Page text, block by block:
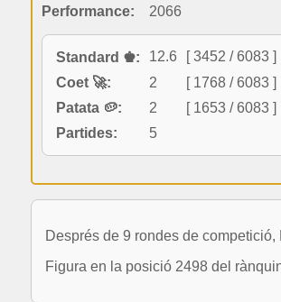
Performance:
2066
Standard ♚: 12.6
[ 3452 / 6083 ]
Coet 🚀:
2
[ 1768 / 6083 ]
Patata 🥔:
2
[ 1653 / 6083 ]
Partides:
5
Després de 9 rondes de
Figura en la posició 2498 del